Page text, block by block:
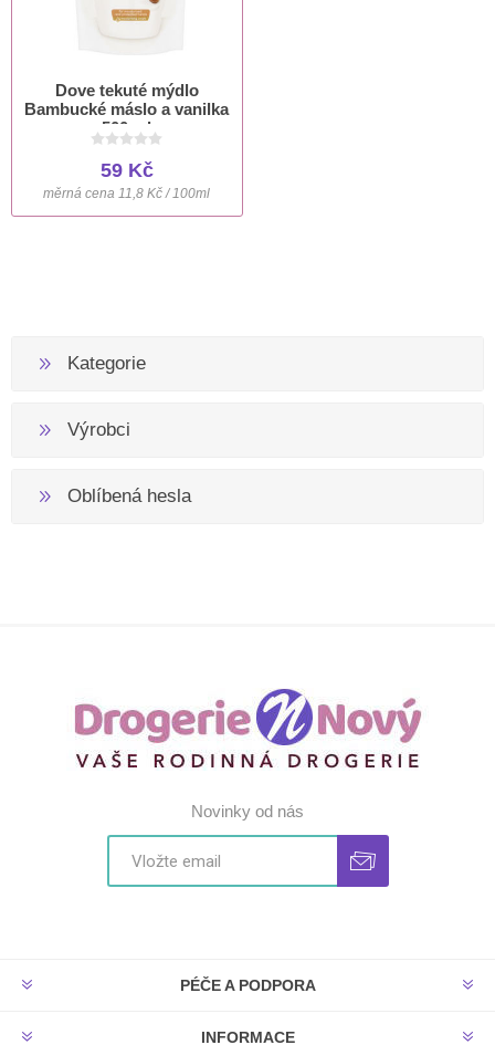
Dove tekuté mýdlo
Bambucké máslo a vanilka
500 ml
59 Kč
měrná cena 11,8 Kč / 100ml
Kategorie
Výrobci
Oblíbená hesla
Novinky od nás
PÉČE A PODPORA
INFORMACE